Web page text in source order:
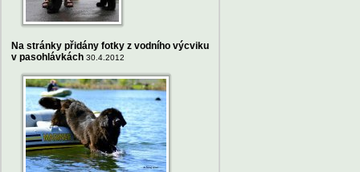
Na stránky přidány fotky z vodního výcviku
v pasohlávkách 30.4.2012